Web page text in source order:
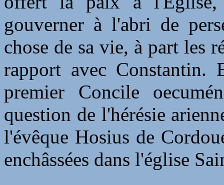
gouverner à l'abri de
chose de sa vie, à part les
rapport avec Constantin.
premier Concile
question de l'hérésie
l'évêque Hosius de
enchâssées dans l'église